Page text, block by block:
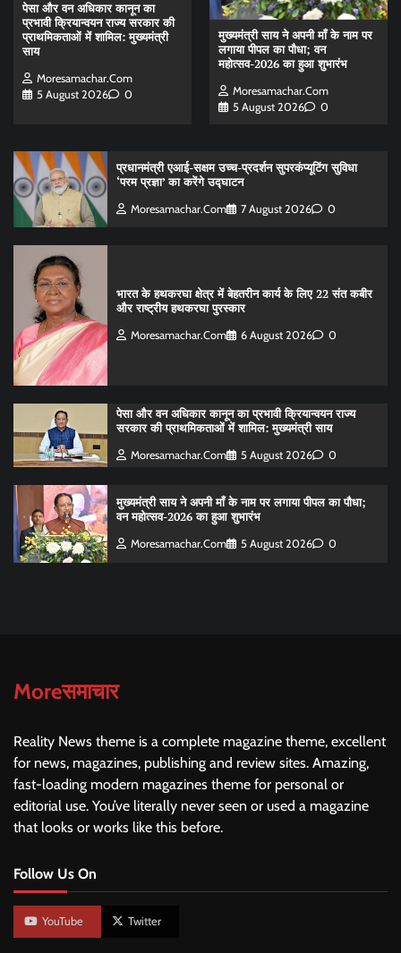
पेसा और वन अधिकार कानून का
प्रभावी क्रियान्वयन राज्य सरकार की
प्राथमिकताओं में शामिल: मुख्यमंत्री
साय
Moresamachar.com
5 August 2026
0
मुख्यमंत्री साय ने अपनी माँ के नाम पर
लगाया पीपल का पौधा; वन
महोत्सव-2026 का हुआ शुभारंभ
Moresamachar.com
5 August 2026
0
प्रधानमंत्री एआई-सक्षम उच्च-प्रदर्शन सुपरकंप्यूटिंग सुविधा
‘परम प्रज्ञा’ का करेंगे उद्घाटन
Moresamachar.com 7 August 2026 0
भारत के हथकरघा क्षेत्र में बेहतरीन कार्य के लिए 22 संत कबीर
और राष्ट्रीय हथकरघा पुरस्कार
Moresamachar.com 6 August 2026 0
पेसा और वन अधिकार कानून का प्रभावी क्रियान्वयन राज्य
सरकार की प्राथमिकताओं में शामिल: मुख्यमंत्री साय
Moresamachar.com 5 August 2026 0
मुख्यमंत्री साय ने अपनी माँ के नाम पर लगाया पीपल का पौधा;
वन महोत्सव-2026 का हुआ शुभारंभ
Moresamachar.com 5 August 2026 0
Moreसमाचार
Reality News theme is a complete magazine theme, excellent
for news, magazines, publishing and review sites. Amazing,
fast-loading modern magazines theme for personal or
editorial use. You’ve literally never seen or used a magazine
that looks or works like this before.
Follow Us On
YouTube Twitter